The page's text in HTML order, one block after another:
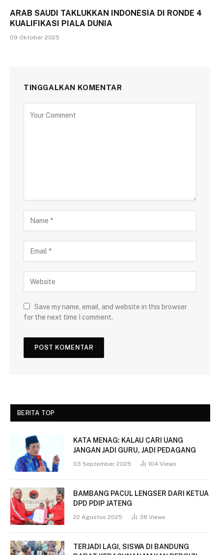
ARAB SAUDI TAKLUKKAN INDONESIA DI RONDE 4
KUALIFIKASI PIALA DUNIA
09 Oktober 2025
TINGGALKAN KOMENTAR
Save my name, email, and website in this browser
for the next time I comment.
BERITA TOP
KATA MENAG: KALAU CARI UANG
JANGAN JADI GURU, JADI PEDAGANG
03 September 2025 104 Views
BAMBANG PACUL LENGSER DARI KETUA
DPD PDIP JATENG
22 Agustus 2025 38 Views
TERJADI LAGI, SISWA DI BANDUNG